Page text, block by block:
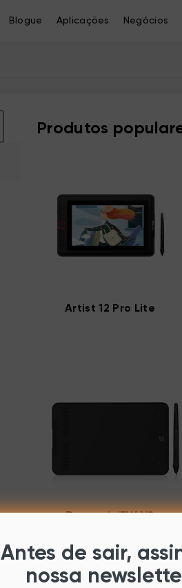
Blogue Aplicações Negócios
Produtos
Artist 12 Pro Lite
Deco mini7W V2
Antes de sair,
nossa